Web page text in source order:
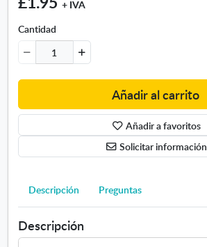
+ IVA
Cantidad
Añadir al carrito
Añadir a favoritos
Solicitar información
Descripción Preguntas
Descripción